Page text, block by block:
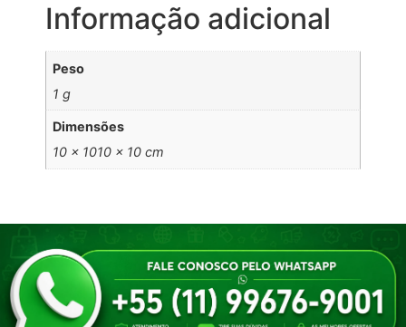
Informação adicional
Peso
1 g
Dimensões
10 × 1010 × 10 cm